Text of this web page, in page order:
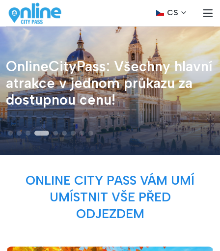
CS
OnlineCityPass: Všechny hlavní
atrakce v jednom průkazu za
dostupnou cenu!
ONLINE CITY PASS VÁM UMÍ
UMÍSTNIT VŠE PŘED
ODJEZDEM